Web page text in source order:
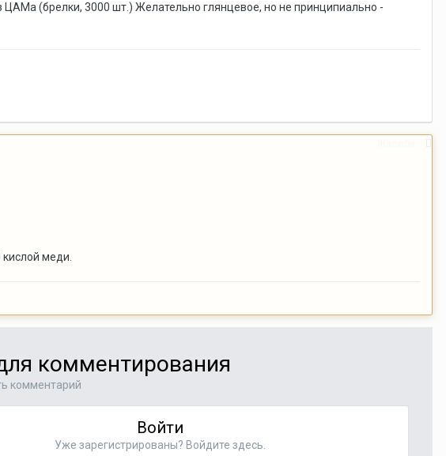
(брелки, 3000 шт.) Желательно глянцевое, но не принципиально -
меди.
комментирования
комментарий
Войти
Уже зарегистрированы? Войдите здесь.